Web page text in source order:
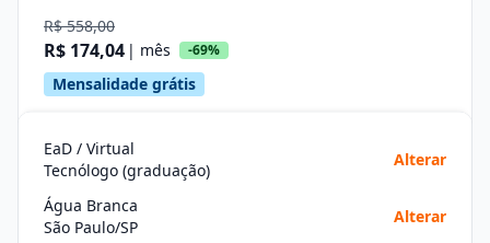
R$ 558,00
R$ 174,04 | mês -69%
Mensalidade grátis
EaD / Virtual
Tecnólogo (graduação)
Alterar
Água Branca
São Paulo/SP
Alterar